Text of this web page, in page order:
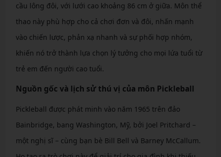
cầu lông đôi, với lưới cao khoảng 86 cm ở giữa. Môn thể
thao này phù hợp cho cả chơi đơn và đôi, nhấn mạnh
vào chiến lược, phản xạ nhanh và sự phối hợp nhóm,
khiến nó trở thành lựa chọn lý tưởng cho mọi lứa tuổi từ
trẻ em đến người cao tuổi.
Nguồn gốc và lịch sử thú vị của môn Pickleball
Pickleball được phát minh vào năm 1965 trên đảo
Bainbridge, bang Washington, Mỹ, bởi Joel Pritchard –
một nghị sĩ – cùng bạn bè Bill Bell và Barney McCallum.